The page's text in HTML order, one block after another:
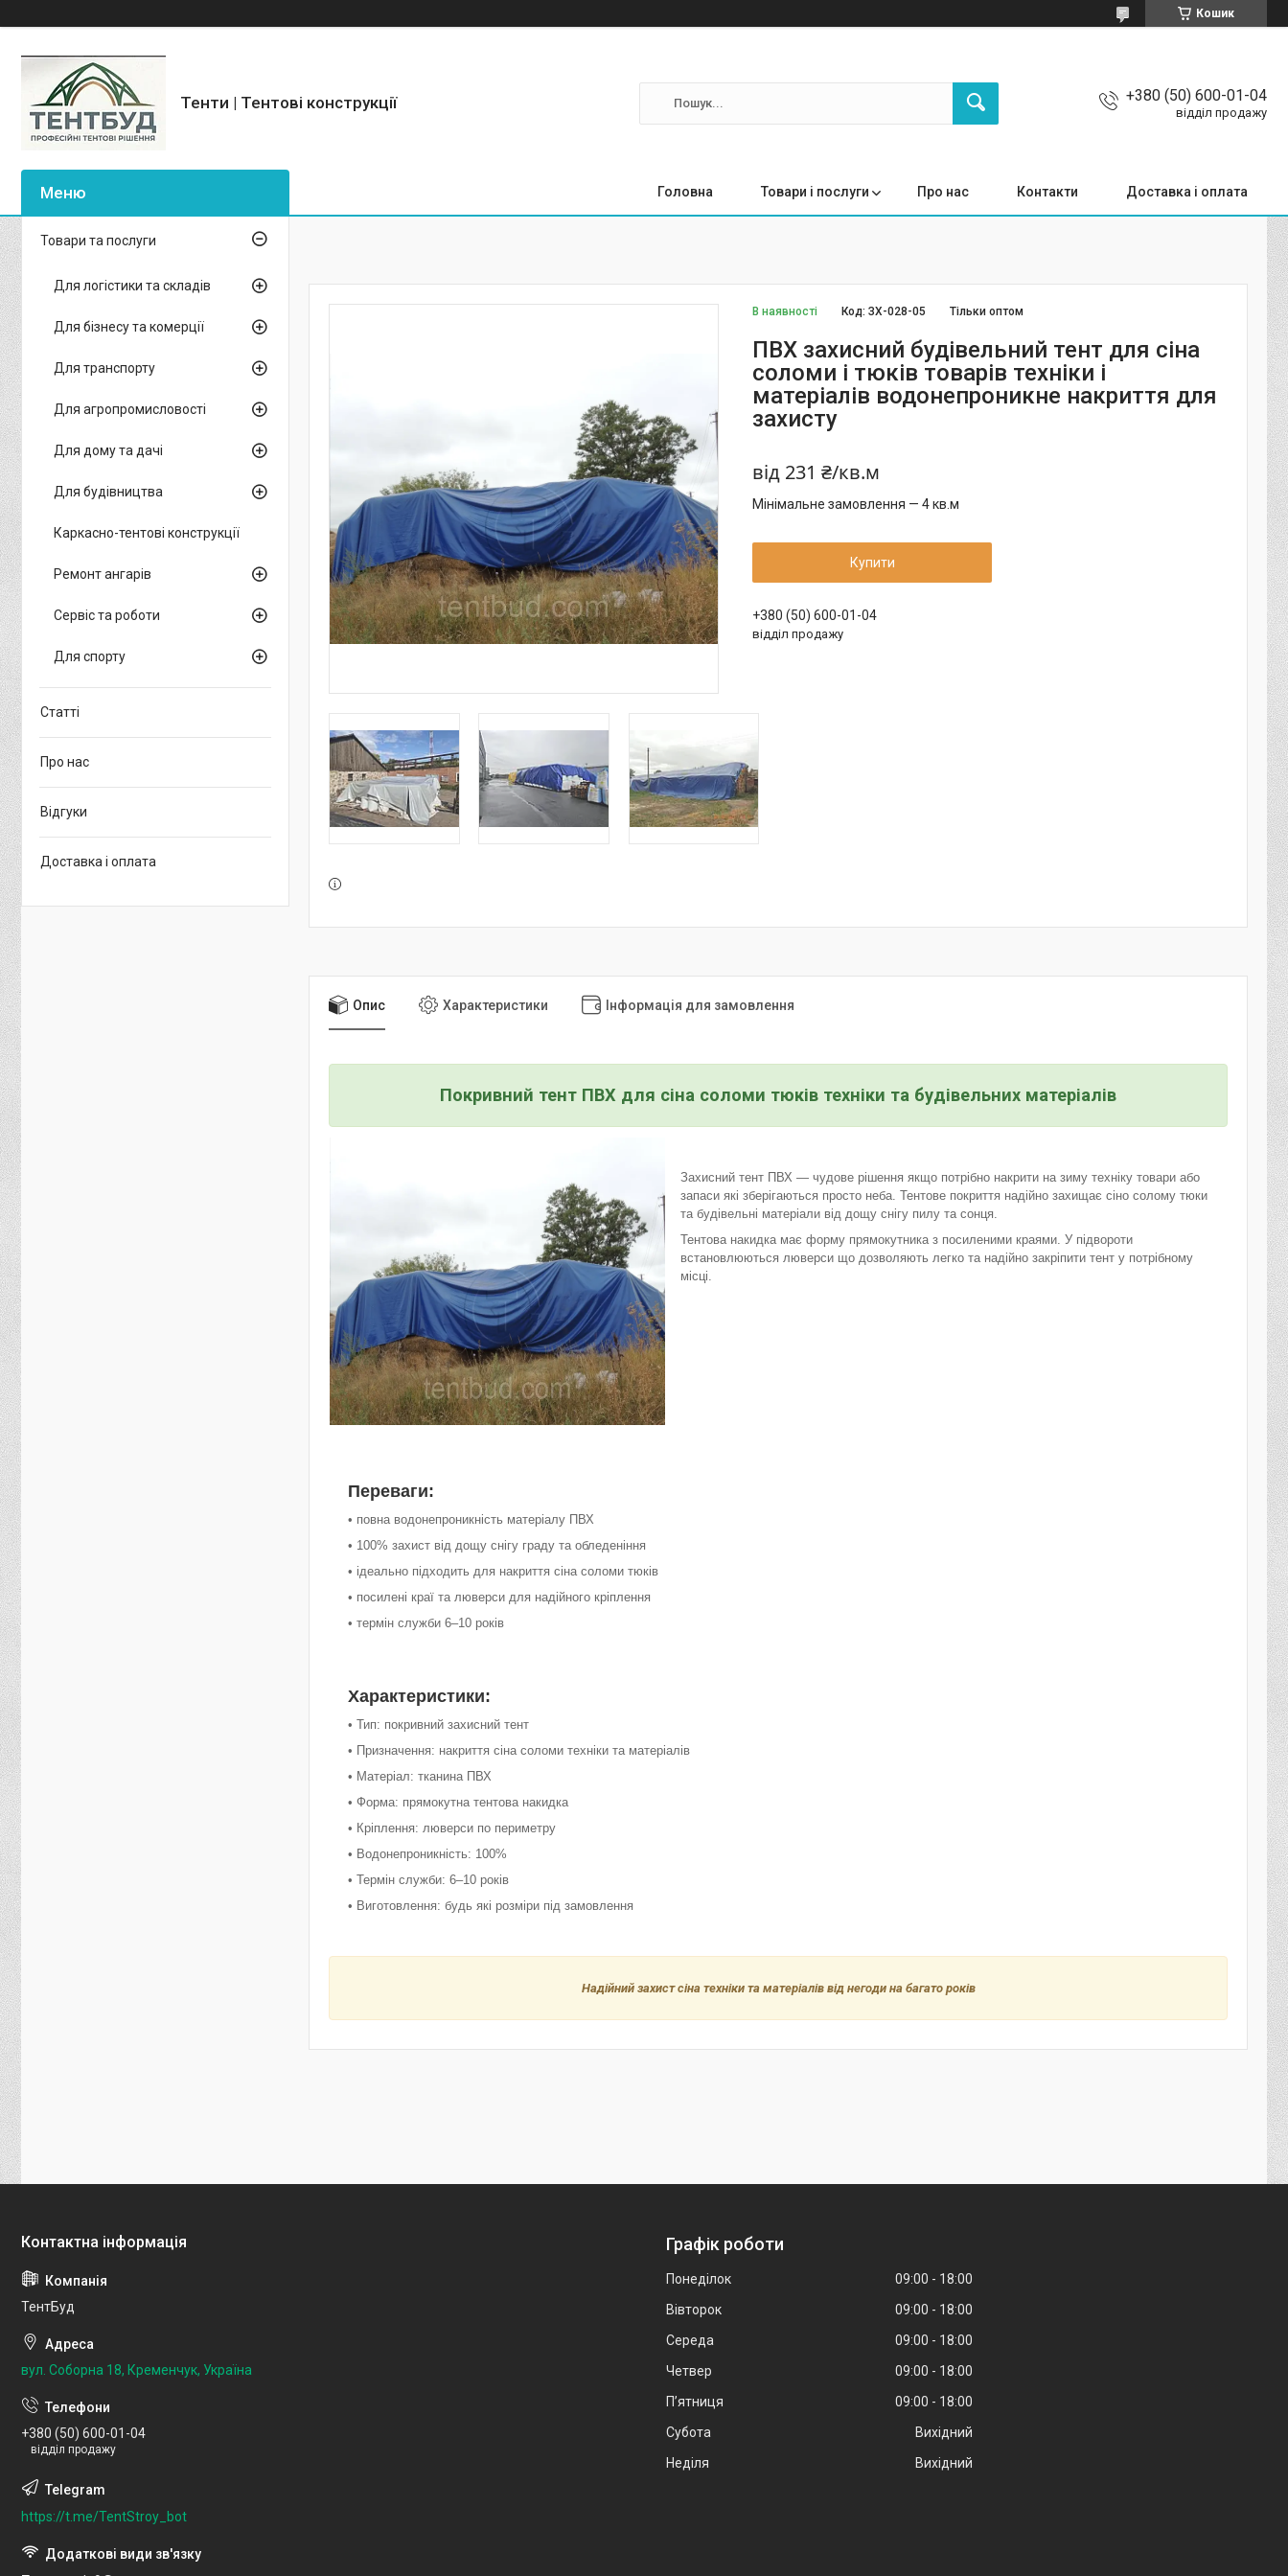
Кошик
Тенти | Тентові конструкції +380 (50) 600-01-04
відділ продажу
Головна Товари і послуги Про нас Контакти Доставка і оплата
В наявності Тільки оптом
Код:ЗХ-028-05
ПВХ захисний будівельний тент для сіна
соломи і тюків товарів техніки і
матеріалів водонепроникне накриття для
захисту
від 231 ₴/кв.м
Мінімальне замовлення — 4 кв.м
Купити
+380 (50) 600-01-04
відділ продажу
Опис Характеристики Інформація для замовлення
Покривний тент ПВХ для сіна соломи тюків техніки та будівельних матеріалів
Захисний тент ПВХ — чудове рішення якщо потрібно накрити на зиму техніку товари або
запаси які зберігаються просто неба. Тентове покриття надійно захищає сіно солому тюки
та будівельні матеріали від дощу снігу пилу та сонця.
Тентова накидка має форму прямокутника з посиленими краями. У підвороти
встановлюються люверси що дозволяють легко та надійно закріпити тент у потрібному
місці.
Переваги:
• повна водонепроникність матеріалу ПВХ
• 100% захист від дощу снігу граду та обледеніння
• ідеально підходить для накриття сіна соломи тюків
• посилені краї та люверси для надійного кріплення
• термін служби 6–10 років
Характеристики:
• Тип: покривний захисний тент
• Призначення: накриття сіна соломи техніки та матеріалів
• Матеріал: тканина ПВХ
• Форма: прямокутна тентова накидка
• Кріплення: люверси по периметру
• Водонепроникність: 100%
• Термін служби: 6–10 років
• Виготовлення: будь які розміри під замовлення
Надійний захист сіна техніки та матеріалів від негоди на багато років
Товари та послуги
Для логістики та складів
Для бізнесу та комерції
Для транспорту
Для агропромисловості
Для дому та дачі
Для будівництва
Каркасно-тентові конструкції
Ремонт ангарів
Сервіс та роботи
Для спорту
Статті
Про нас
Відгуки
Доставка і оплата
ТентБуд
вул. Соборна 18, Кременчук, Україна
+380 (50) 600-01-04
відділ продажу
https://t.me/TentStroy_bot
Графік роботи
Понеділок 09:00
18:00
Вівторок
09:00
18:00
Середа
09:00
18:00
Четвер
09:00
18:00
Пʼятниця
09:00
18:00
Субота
Вихідний
Неділя
Вихідний